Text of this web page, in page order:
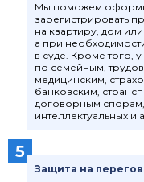
Мы поможем
зарегистрировать
на квартиру, дом
а при
в суде. Кроме того,
по семейным,
медицинским,
банковским,
договорным спорам,
интеллектуальных и
5
Защита на